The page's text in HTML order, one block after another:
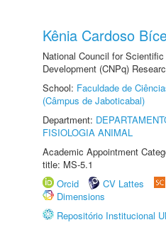
Kênia Cardoso
National Council for
Development (CNPq)
School: Faculdade de
(Câmpus de Jaboticabal)
Department:
FISIOLOGIA ANIMAL
Academic Appointment
title: MS-5.1
Orcid
CV Lattes
Dimensions
Repositório Institucional